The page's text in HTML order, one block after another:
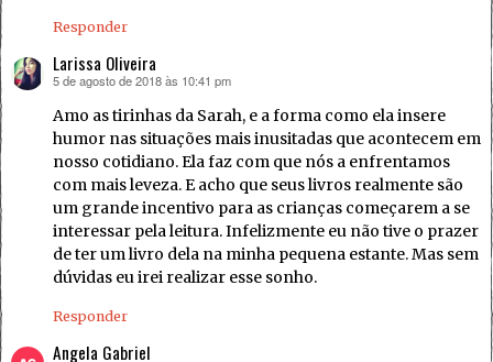
Responder
Larissa Oliveira
disse:
5 de agosto de 2018 às 10:41 pm
Amo as tirinhas da Sarah, e a forma como ela insere
humor nas situações mais inusitadas que acontecem em
nosso cotidiano. Ela faz com que nós a enfrentamos
com mais leveza. E acho que seus livros realmente são
um grande incentivo para as crianças começarem a se
interessar pela leitura. Infelizmente eu não tive o prazer
de ter um livro dela na minha pequena estante. Mas sem
dúvidas eu irei realizar esse sonho.
Responder
Angela Gabriel